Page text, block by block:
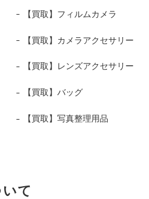
【買取】フィルムカメラ
【買取】カメラアクセサリー
【買取】レンズアクセサリー
【買取】バッグ
【買取】写真整理用品
て